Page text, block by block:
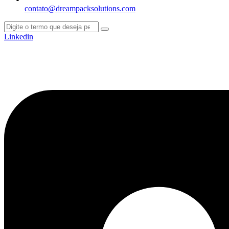
contato@dreampacksolutions.com
Linkedin